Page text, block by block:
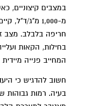
במצבים קיצוניים,
מ-1,000 מ"ג/
חריפה בלבלב. מצב
בחילות, הקאות
המחייב פנייה
חשוב להדגיש כי
בעיה. רמות גבוהות